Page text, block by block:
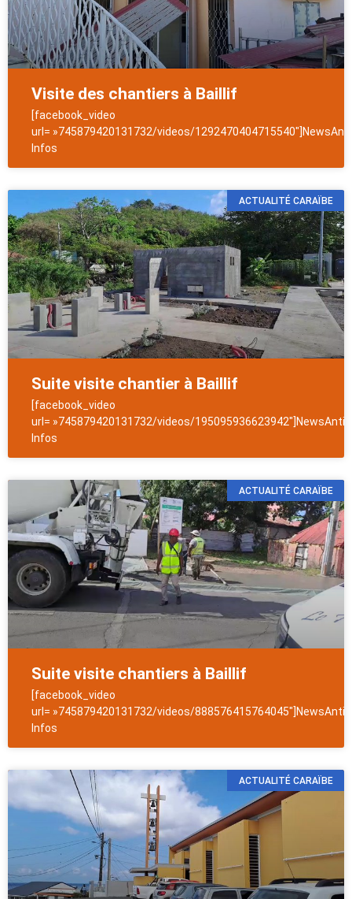
Visite des chantiers à Baillif
[facebook_video
url= »745879420131732/videos/
Infos
ACTUALITÉ CARAÏBE
Suite visite chantier à Baillif
[facebook_video
url= »745879420131732/videos/
Infos
ACTUALITÉ CARAÏBE
Suite visite chantiers à Baillif
[facebook_video
url= »745879420131732/videos/
Infos
ACTUALITÉ CARAÏBE